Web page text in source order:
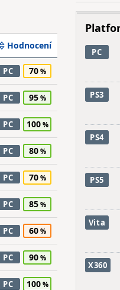
Hodnocení
PC 70
PC 95
PC 100
PC 80
PC 70
PC 85
PC 60
PC 90
PC 100
PC
PS3
PS4
PS5
Vita
X360